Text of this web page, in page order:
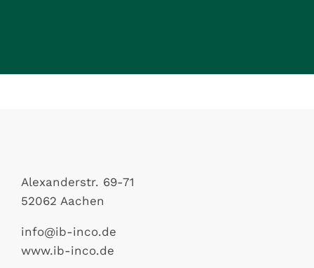
Alexanderstr. 69-71
52062 Aachen
info@ib-inco.de
www.ib-inco.de